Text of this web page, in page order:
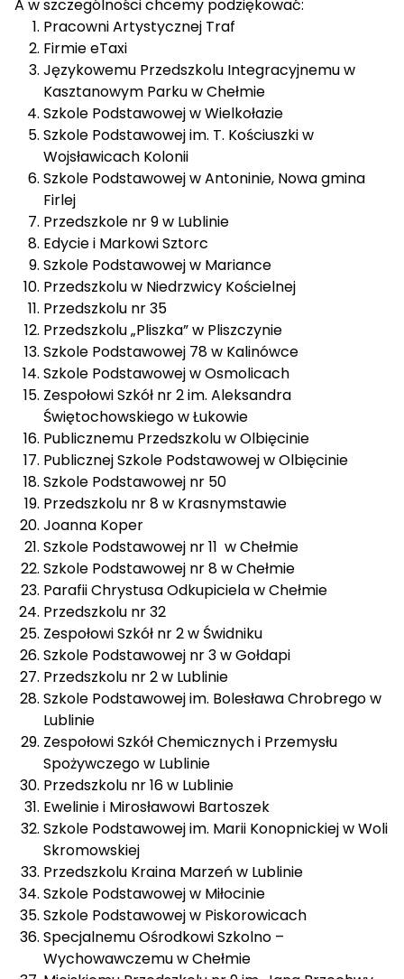
A w szczególności chcemy podziękować:
Pracowni Artystycznej Traf
Firmie eTaxi
Językowemu Przedszkolu Integracyjnemu w
Kasztanowym Parku w Chełmie
Szkole Podstawowej w Wielkołazie
Szkole Podstawowej im. T. Kościuszki w
Wojsławicach Kolonii
Szkole Podstawowej w Antoninie, Nowa gmina
Firlej
Przedszkole nr 9 w Lublinie
Edycie i Markowi Sztorc
Szkole Podstawowej w Mariance
Przedszkolu w Niedrzwicy Kościelnej
Przedszkolu nr 35
Przedszkolu „Pliszka” w Pliszczynie
Szkole Podstawowej 78 w Kalinówce
Szkole Podstawowej w Osmolicach
Zespołowi Szkół nr 2 im. Aleksandra
Świętochowskiego w Łukowie
Publicznemu Przedszkolu w Olbięcinie
Publicznej Szkole Podstawowej w Olbięcinie
Szkole Podstawowej nr 50
Przedszkolu nr 8 w Krasnymstawie
Joanna Koper
Szkole Podstawowej nr 11 w Chełmie
Szkole Podstawowej nr 8 w Chełmie
Parafii Chrystusa Odkupiciela w Chełmie
Przedszkolu nr 32
Zespołowi Szkół nr 2 w Świdniku
Szkole Podstawowej nr 3 w Gołdapi
Przedszkolu nr 2 w Lublinie
Szkole Podstawowej im. Bolesława Chrobrego w
Lublinie
Zespołowi Szkół Chemicznych i Przemysłu
Spożywczego w Lublinie
Przedszkolu nr 16 w Lublinie
Ewelinie i Mirosławowi Bartoszek
Szkole Podstawowej im. Marii Konopnickiej w Woli
Skromowskiej
Przedszkolu Kraina Marzeń w Lublinie
Szkole Podstawowej w Miłocinie
Szkole Podstawowej w Piskorowicach
Specjalnemu Ośrodkowi Szkolno –
Wychowawczemu w Chełmie